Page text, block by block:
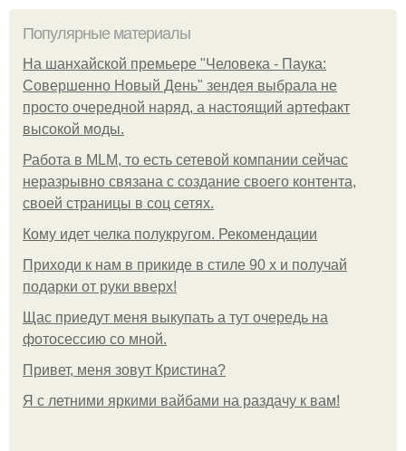
Популярные материалы
На шанхайской премьере "Человека - Паука:
Совершенно Новый День" зендея выбрала не
просто очередной наряд, а настоящий артефакт
высокой моды.
Работа в MLM, то есть сетевой компании сейчас
неразрывно связана с создание своего контента,
своей страницы в соц сетях.
Кому идет челка полукругом. Рекомендации
Приходи к нам в прикиде в стиле 90 х и получай
подарки от руки вверх!
Щас приедут меня выкупать а тут очередь на
фотосессию со мной.
Привет, меня зовут Кристина?
Я с летними яркими вайбами на раздачу к вам!